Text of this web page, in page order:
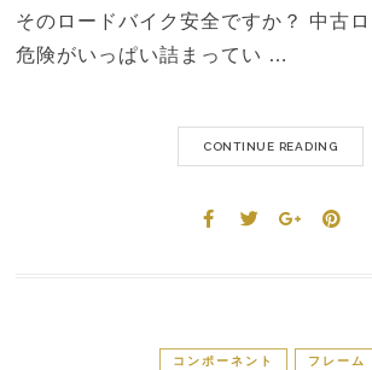
そのロードバイク安全ですか？ 中古
危険がいっぱい詰まってい …
CONTINUE READING
コンポーネント フレーム